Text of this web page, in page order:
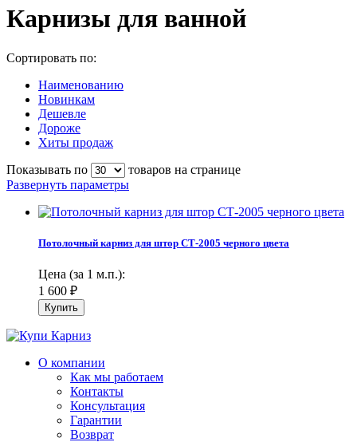
Карнизы для ванной
Сортировать по:
Наименованию
Новинкам
Дешевле
Дороже
Хиты продаж
Показывать по
товаров на странице
Развернуть параметры
Потолочный карниз для штор СТ-2005 черного цвета
Цена (за 1 м.п.):
1 600 ₽
О компании
Как мы работаем
Контакты
Консультация
Гарантии
Возврат